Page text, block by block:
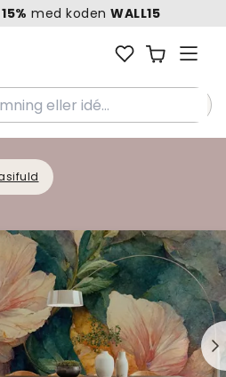
med kodenWALL15
eller idé...